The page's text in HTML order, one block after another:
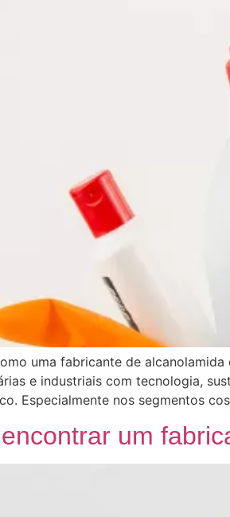
uma fabricante de
e industriais com tecnologia,
Especialmente nos segmentos
um